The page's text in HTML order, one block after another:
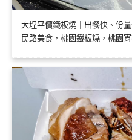
大埕平價鐵板燒｜出餐快、份
民路美食，桃園鐵板燒，桃園